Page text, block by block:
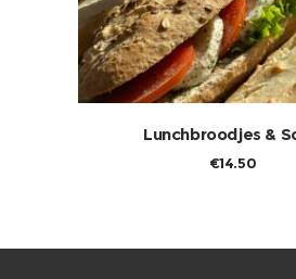
TOEVOEGEN AAN
Lunchbroodjes &
€14.50